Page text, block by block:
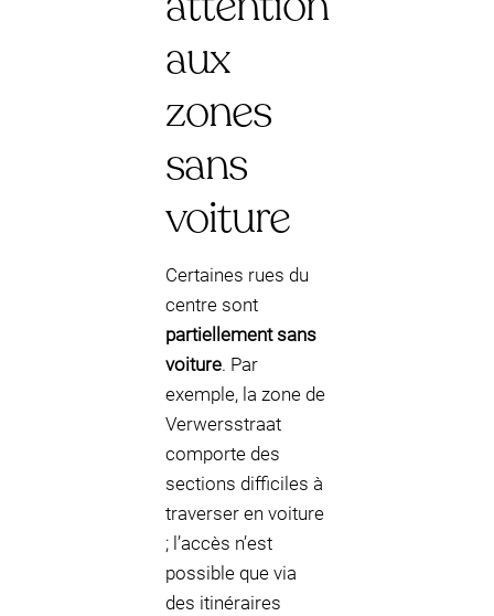
aux
zones
sans
voiture
Certaines rues du
centre sont
partiellement sans
voiture. Par
exemple, la zone de
Verwersstraat
comporte des
sections difficiles à
traverser en voiture
; l’accès n’est
possible que via
des itinéraires